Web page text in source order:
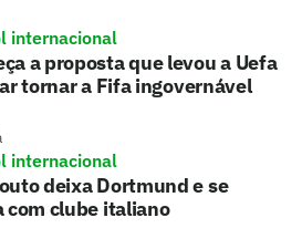
internacional
a proposta que levou a Uefa
tornar a Fifa ingovernável
internacional
deixa Dortmund e se
com clube italiano